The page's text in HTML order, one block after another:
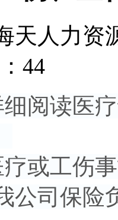
天人力资
44
阅读医
或工伤
公司保险